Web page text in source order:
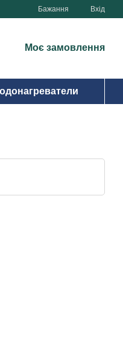
Бажання Вхід
Моє замовлення